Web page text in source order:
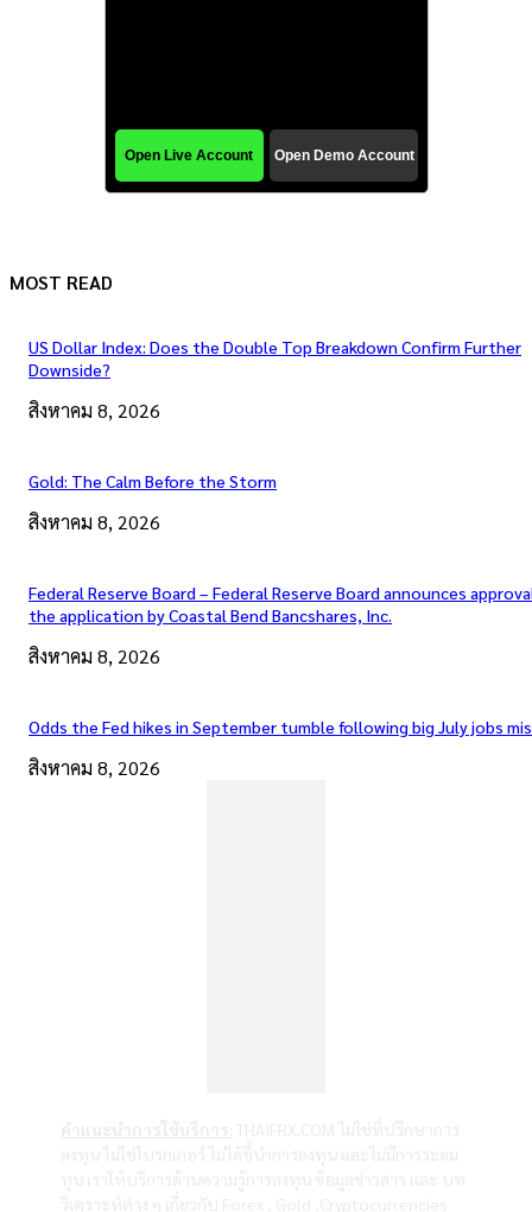
MOST READ
US Dollar Index: Does the Double Top Breakdown Confirm Further
Downside?
สิงหาคม 8, 2026
Gold: The Calm Before the Storm
สิงหาคม 8, 2026
Federal Reserve Board – Federal Reserve Board announces
the application by Coastal Bend Bancshares, Inc.
สิงหาคม 8, 2026
Odds the Fed hikes in September tumble following big July jobs
สิงหาคม 8, 2026